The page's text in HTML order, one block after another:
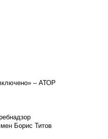
– АТОР
Борис Титов